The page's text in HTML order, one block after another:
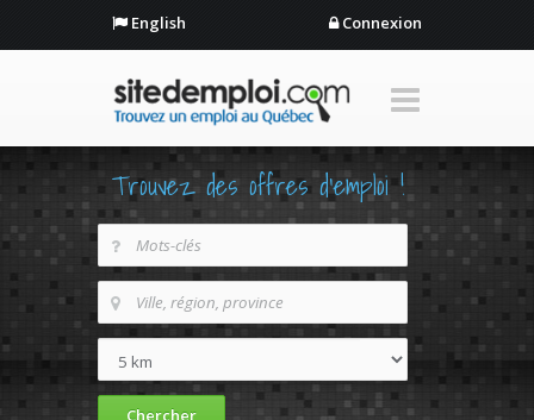
English Connexion
Trouvez des offres d'emploi !